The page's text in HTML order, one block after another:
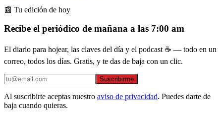
📰 Tu edición de hoy
Recibe el periódico de mañana a las 7:00 am
El diario para hojear, las claves del día y el podcast ☕ — todo en un
correo, todos los días. Gratis, y te das de baja con un clic.
Suscribirme
Al suscribirte aceptas nuestro aviso de privacidad. Puedes darte de
baja cuando quieras.